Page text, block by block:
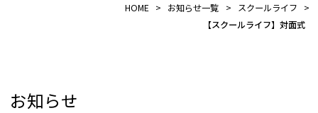
HOME > お知らせ一覧 > スクールライフ
>
【スクールライフ】対面式
お知らせ